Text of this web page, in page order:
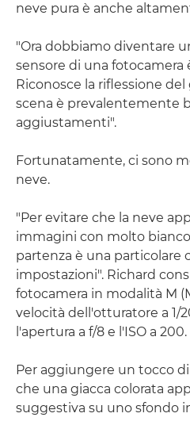
neve pura è anche
"Ora dobbiamo diventare
sensore di una fotocamera
Riconosce la riflessione del
scena è prevalentemente
aggiustamenti".
Fortunatamente, ci sono
neve.
"Per evitare che la neve
immagini con molto
partenza è una particolare
impostazioni". Richard
fotocamera in modalità M
velocità dell'otturatore a 1/
l'apertura a f/8 e l'ISO a 200.
Per aggiungere un tocco
che una giacca colorata
suggestiva su uno sfondo